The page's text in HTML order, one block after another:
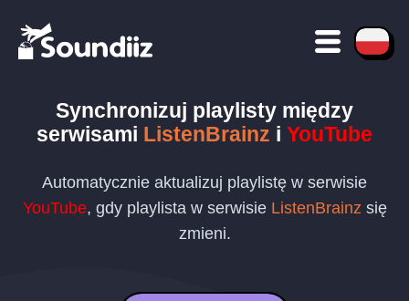
Synchronizuj playlisty między
serwisami ListenBrainz i YouTube
Automatycznie aktualizuj playlistę w serwisie
YouTube, gdy playlista w serwisie ListenBrainz się
zmieni.